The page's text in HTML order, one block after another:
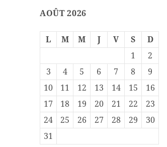
AOÛT 2026
L M M J V S
D
1
2
3
4 5 6 7 8
9
10
11 12 13 14 15
16
17
18 19 20 21 22
23
24
25 26 27 28 29
30
31